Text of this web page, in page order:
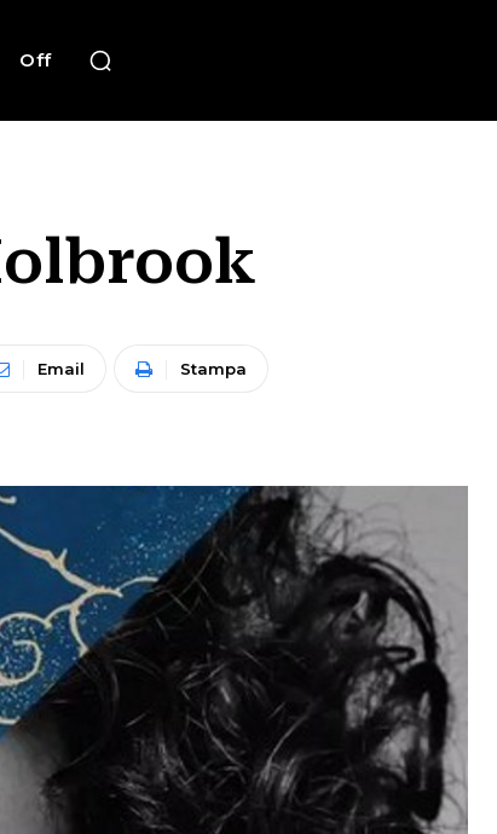
Off
Email Stampa